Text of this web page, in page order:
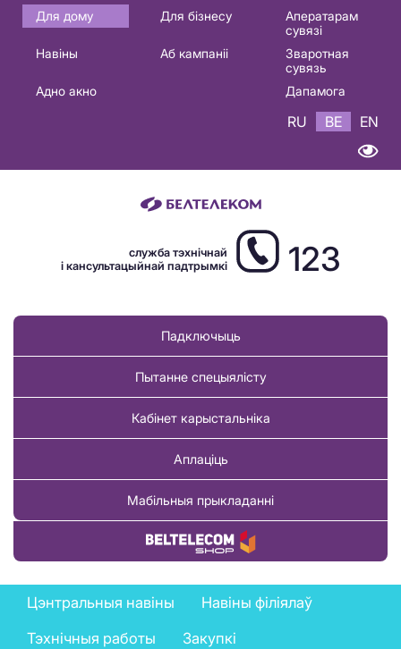
Основная
навигация
Для дому Для бізнесу
Аператарам
сувязі
Навіны
Аб кампаніі
Зваротная
сувязь
Адно акно
Дапамога
RU BE EN
служба тэхнічнай
і кансультацыйнай падтрымкі
123
Падключыць
Пытанне спецыялісту
Кабінет карыстальніка
Аплаціць
Мабільныя прыкладанні
Купіць тавар
News
menu
Цэнтральныя навіны
Навіны філіялаў
Тэхнічныя работы
Закупкі